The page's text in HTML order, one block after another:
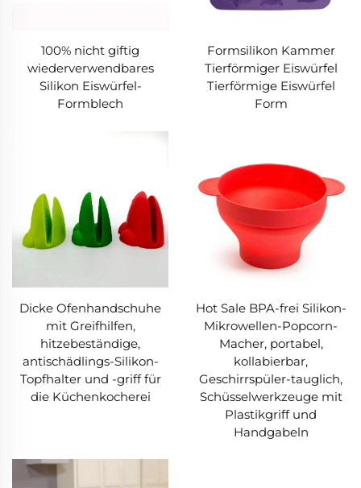
100% nicht giftig
wiederverwendbares
Silikon Eiswürfel-
Formblech
Formsilikon Kammer
Tierförmiger Eiswürfel
Tierförmige Eiswürfel
Form
Dicke Ofenhandschuhe
mit Greifhilfen,
hitzebeständige,
antischädlings-Silikon-
Topfhalter und -griff für
die Küchenkocherei
Hot Sale BPA-frei Silikon-
Mikrowellen-Popcorn-
Macher, portabel,
kollabierbar,
Geschirrspüler-tauglich,
Schüsselwerkzeuge mit
Plastikgriff und
Handgabeln